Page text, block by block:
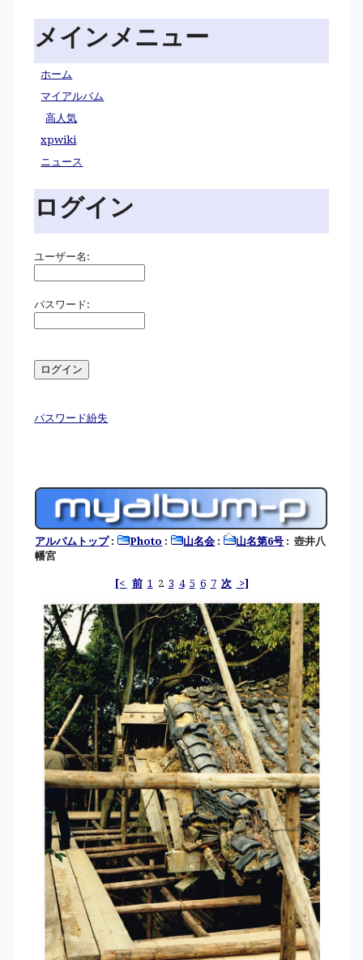
メインメニュー
ホーム
マイアルバム
高人気
xpwiki
ニュース
ログイン
ユーザー名:
パスワード:
パスワード紛失
アルバムトップ: Photo : 山名会 : 山名第6号 : 壺井八
幡宮
[< 前 1 2 3 4 5 6 7 次 >]